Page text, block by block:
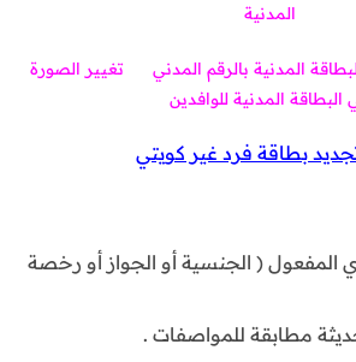
المدنية
المدنية بالرقم المدني
تغيير الصورة
البطاقة المدنية للوافدين
بطاقة فرد غير كويتي
المفعول ( الجنسية أو الجواز أو رخصة
مطابقة للمواصفات .